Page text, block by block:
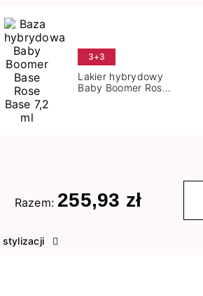
3+3
Lakier hybrydowy
Baby Boomer Rose
Razem: 255,93 zł
stylizacji